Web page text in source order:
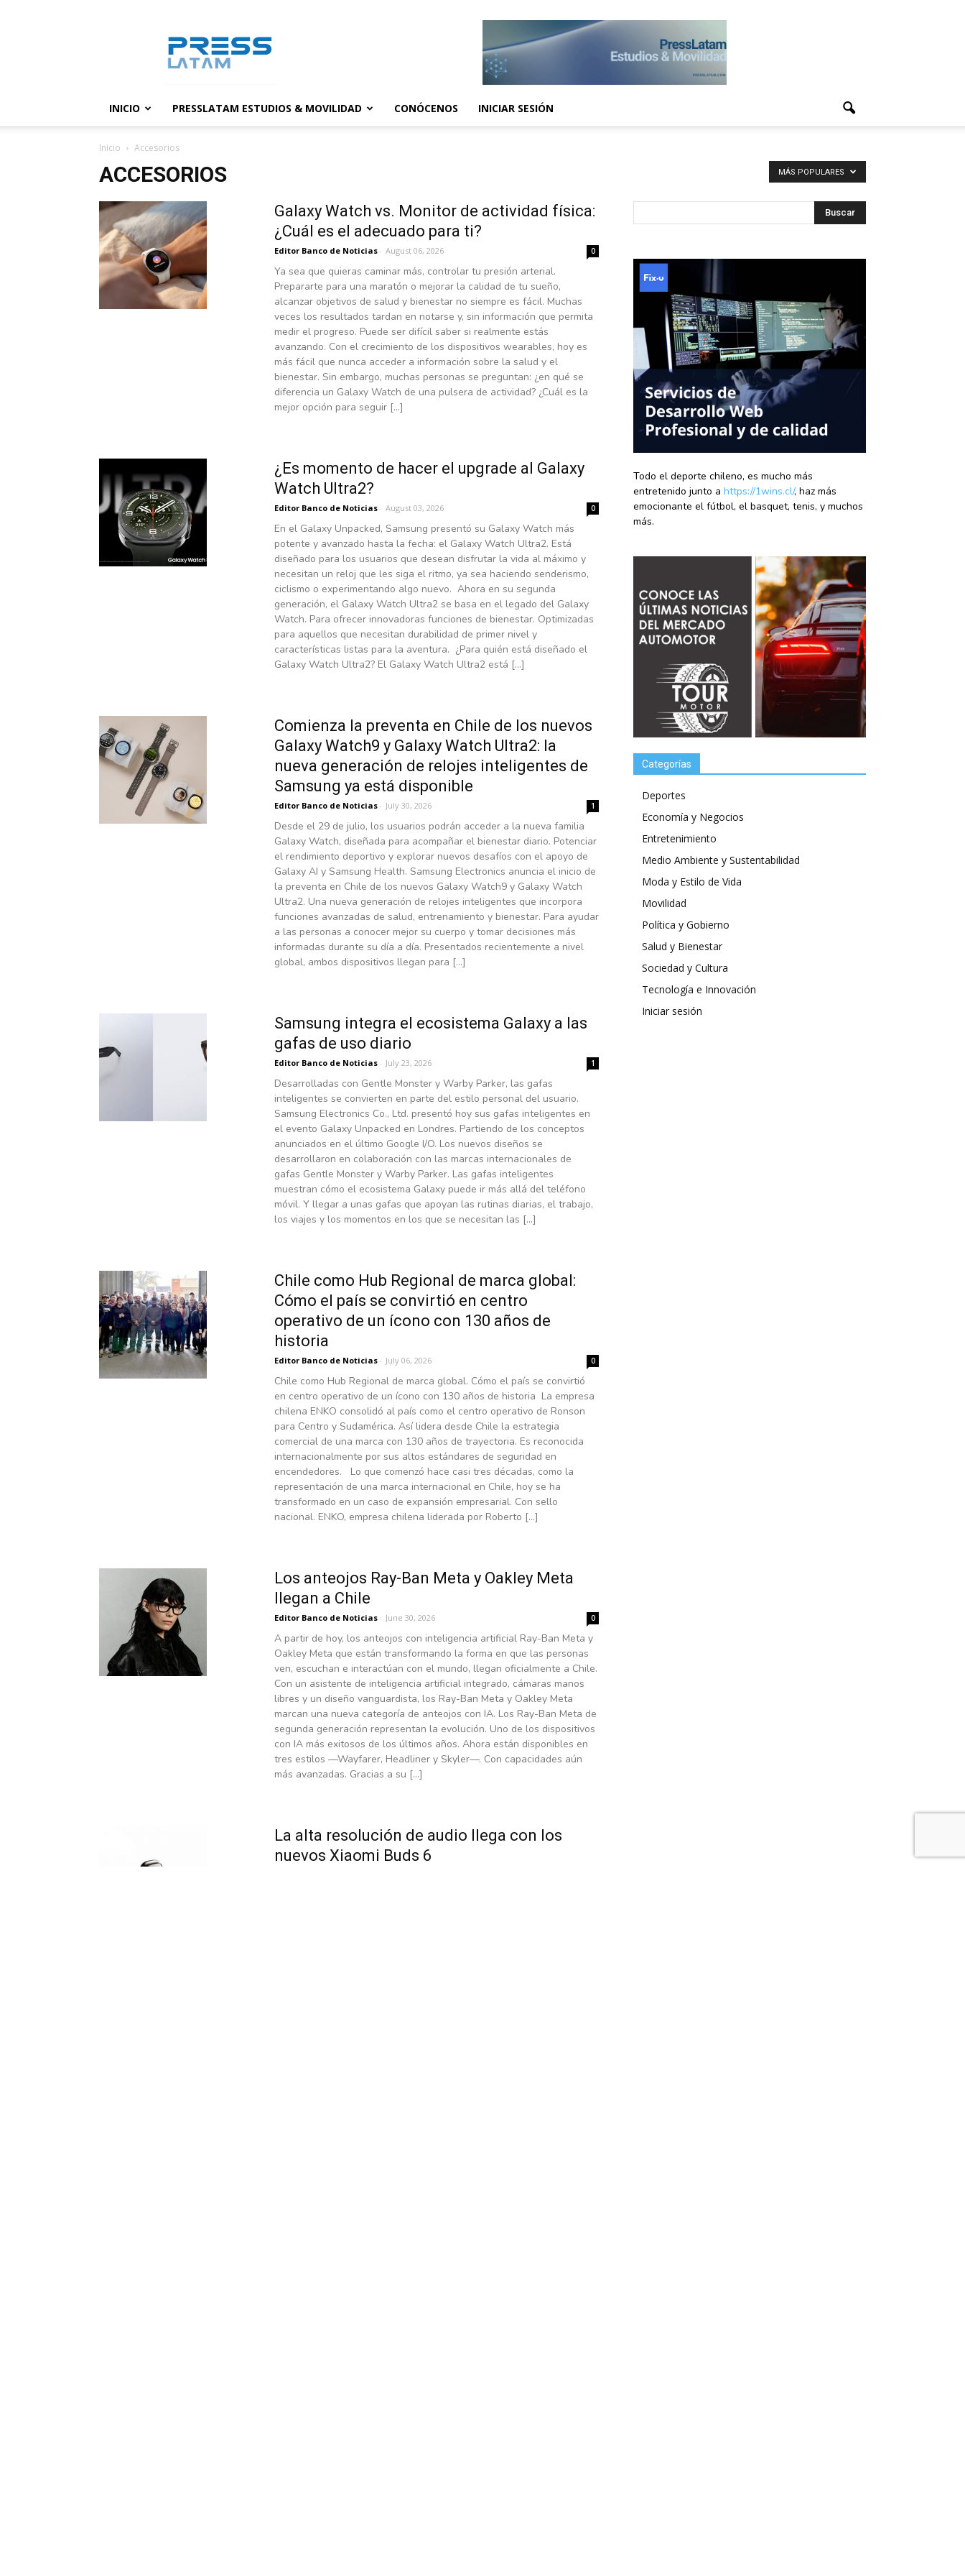
noticias
INICIO PRESSLATAM ESTUDIOS & MOVILIDAD CONÓCENOS INICIAR SESIÓN
Inicio Accesorios
ACCESORIOS MÁS POPULARES
Galaxy Watch vs. Monitor de actividad física:
¿Cuál es el adecuado para ti?
Editor Banco de Noticias - August 06, 2026 0
Ya sea que quieras caminar más, controlar tu presión arterial.
Prepararte para una maratón o mejorar la calidad de tu sueño,
alcanzar objetivos de salud y bienestar no siempre es fácil. Muchas
veces los resultados tardan en notarse y, sin información que permita
medir el progreso. Puede ser difícil saber si realmente estás
avanzando. Con el crecimiento de los dispositivos wearables, hoy es
más fácil que nunca acceder a información sobre la salud y el
bienestar. Sin embargo, muchas personas se preguntan: ¿en qué se
diferencia un Galaxy Watch de una pulsera de actividad? ¿Cuál es la
mejor opción para seguir […]
¿Es momento de hacer el upgrade al Galaxy
Watch Ultra2?
Editor Banco de Noticias - August 03, 2026 0
En el Galaxy Unpacked, Samsung presentó su Galaxy Watch más
potente y avanzado hasta la fecha: el Galaxy Watch Ultra2. Está
diseñado para los usuarios que desean disfrutar la vida al máximo y
necesitan un reloj que les siga el ritmo, ya sea haciendo senderismo,
ciclismo o experimentando algo nuevo. Ahora en su segunda
generación, el Galaxy Watch Ultra2 se basa en el legado del Galaxy
Watch. Para ofrecer innovadoras funciones de bienestar. Optimizadas
para aquellos que necesitan durabilidad de primer nivel y
características listas para la aventura. ¿Para quién está diseñado el
Galaxy Watch Ultra2? El Galaxy Watch Ultra2 está […]
Comienza la preventa en Chile de los nuevos
Galaxy Watch9 y Galaxy Watch Ultra2: la
nueva generación de relojes inteligentes de
Samsung ya está disponible
Editor Banco de Noticias - July 30, 2026 1
Desde el 29 de julio, los usuarios podrán acceder a la nueva familia
Galaxy Watch, diseñada para acompañar el bienestar diario. Potenciar
el rendimiento deportivo y explorar nuevos desafíos con el apoyo de
Galaxy AI y Samsung Health. Samsung Electronics anuncia el inicio de
la preventa en Chile de los nuevos Galaxy Watch9 y Galaxy Watch
Ultra2. Una nueva generación de relojes inteligentes que incorpora
funciones avanzadas de salud, entrenamiento y bienestar. Para ayudar
a las personas a conocer mejor su cuerpo y tomar decisiones más
informadas durante su día a día. Presentados recientemente a nivel
global, ambos dispositivos llegan para […]
Samsung integra el ecosistema Galaxy a las
gafas de uso diario
Editor Banco de Noticias - July 23, 2026 1
Desarrolladas con Gentle Monster y Warby Parker, las gafas
inteligentes se convierten en parte del estilo personal del usuario.
Samsung Electronics Co., Ltd. presentó hoy sus gafas inteligentes en
el evento Galaxy Unpacked en Londres. Partiendo de los conceptos
anunciados en el último Google I/O. Los nuevos diseños se
desarrollaron en colaboración con las marcas internacionales de
gafas Gentle Monster y Warby Parker. Las gafas inteligentes
muestran cómo el ecosistema Galaxy puede ir más allá del teléfono
móvil. Y llegar a unas gafas que apoyan las rutinas diarias, el trabajo,
los viajes y los momentos en los que se necesitan las […]
Chile como Hub Regional de marca global:
Cómo el país se convirtió en centro
operativo de un ícono con 130 años de
historia
Editor Banco de Noticias - July 06, 2026 0
Chile como Hub Regional de marca global. Cómo el país se convirtió
en centro operativo de un ícono con 130 años de historia La empresa
chilena ENKO consolidó al país como el centro operativo de Ronson
para Centro y Sudamérica. Así lidera desde Chile la estrategia
comercial de una marca con 130 años de trayectoria. Es reconocida
internacionalmente por sus altos estándares de seguridad en
encendedores. Lo que comenzó hace casi tres décadas, como la
representación de una marca internacional en Chile, hoy se ha
transformado en un caso de expansión empresarial. Con sello
nacional. ENKO, empresa chilena liderada por Roberto […]
Los anteojos Ray-Ban Meta y Oakley Meta
llegan a Chile
Editor Banco de Noticias - June 30, 2026 0
A partir de hoy, los anteojos con inteligencia artificial Ray-Ban Meta y
Oakley Meta que están transformando la forma en que las personas
ven, escuchan e interactúan con el mundo, llegan oficialmente a Chile.
Con un asistente de inteligencia artificial integrado, cámaras manos
libres y un diseño vanguardista, los Ray-Ban Meta y Oakley Meta
marcan una nueva categoría de anteojos con IA. Los Ray-Ban Meta de
segunda generación representan la evolución. Uno de los dispositivos
con IA más exitosos de los últimos años. Ahora están disponibles en
tres estilos —Wayfarer, Headliner y Skyler—. Con capacidades aún
más avanzadas. Gracias a su […]
La alta resolución de audio llega con los
nuevos Xiaomi Buds 6
Todo el deporte chileno, es mucho más
entretenido junto a https://1wins.cl/, haz más
emocionante el fútbol, el basquet, tenis, y muchos
más.
Categorías
Deportes
Economía y Negocios
Entretenimiento
Medio Ambiente y Sustentabilidad
Moda y Estilo de Vida
Movilidad
Política y Gobierno
Salud y Bienestar
Sociedad y Cultura
Tecnología e Innovación
Iniciar sesión